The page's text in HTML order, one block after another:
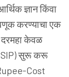
ज्ञान किंवा
करण्याचा एक
दरमहा केवळ
(SIP) सुरू करू
Cost